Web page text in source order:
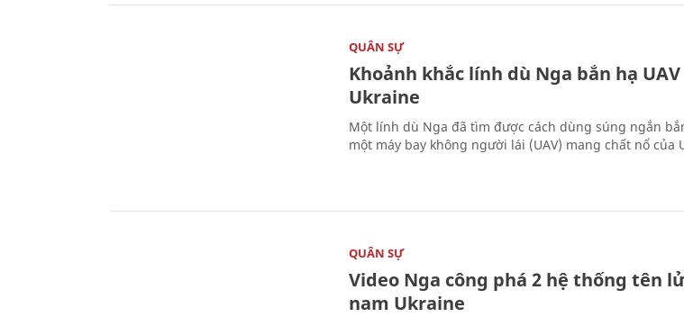
QUÂN SỰ
Khoảnh khắc lính dù Nga bắn hạ
Ukraine
Một lính dù Nga đã tìm được cách dùng súng ngắn
một máy bay không người lái (UAV) mang chất nổ của
QUÂN SỰ
Video Nga công phá 2 hệ thống tên
nam Ukraine